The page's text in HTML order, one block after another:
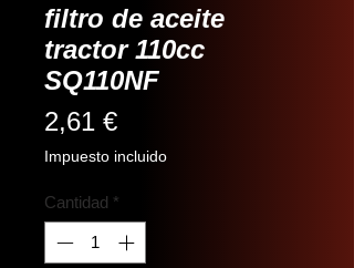
filtro de aceite
tractor 110cc
SQ110NF
2,61 €Precio
Impuesto incluido
Cantidad *